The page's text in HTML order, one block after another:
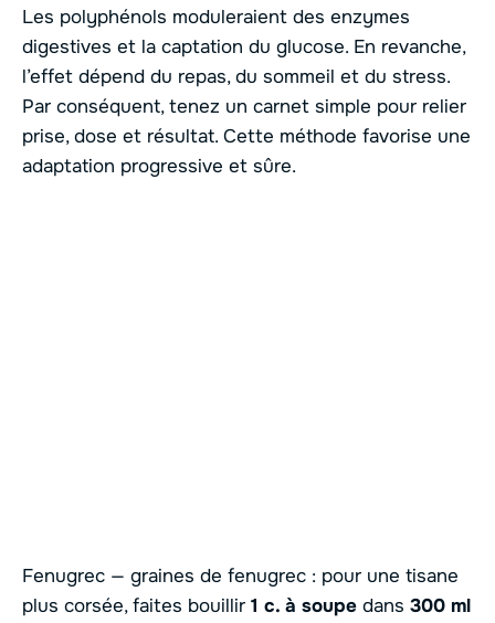
Les polyphénols moduleraient des enzymes
digestives et la captation du glucose. En revanche,
l’effet dépend du repas, du sommeil et du stress.
Par conséquent, tenez un carnet simple pour relier
prise, dose et résultat. Cette méthode favorise une
adaptation progressive et sûre.
Fenugrec — graines de fenugrec : pour une tisane
plus corsée, faites bouillir 1 c. à soupe dans 300 ml